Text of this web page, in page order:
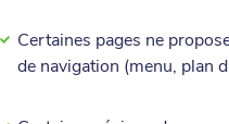
Certaines pages ne
de navigation (menu, plan